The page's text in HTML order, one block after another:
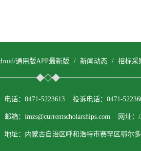
通用版APP最新版 / 新闻动态 / 招标采
电话：0471-5223613 投诉电话：0471-
邮箱：imzs@currentscholarships.com 网址：
地址：内蒙古自治区呼和浩特市赛罕区鄂尔